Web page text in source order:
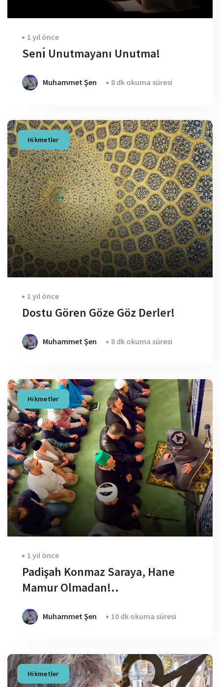
1 yıl önce
Senı̇ Unutmayanı Unutma!
Muhammet Şen 8 dk okuma süresi
Hikmetler
1 yıl önce
Dostu Gören Göze Göz Derler!
Muhammet Şen 8 dk okuma süresi
Hikmetler
1 yıl önce
Padişah Konmaz Saraya, Hane
Mamur Olmadan!..
Muhammet Şen 10 dk okuma süresi
Hikmetler